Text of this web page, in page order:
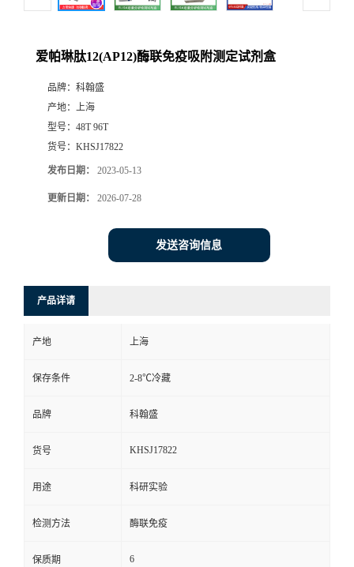
爱帕琳肽12(AP12)酶联免疫吸附测定试剂盒
品牌： 科翰盛
产地： 上海
型号： 48T 96T
货号： KHSJ17822
发布日期： 2023-05-13
更新日期： 2026-07-28
发送咨询信息
产品详请
产地 上海
保存条件 2-8℃冷藏
品牌 科翰盛
货号 KHSJ17822
用途 科研实验
检测方法 酶联免疫
保质期 6